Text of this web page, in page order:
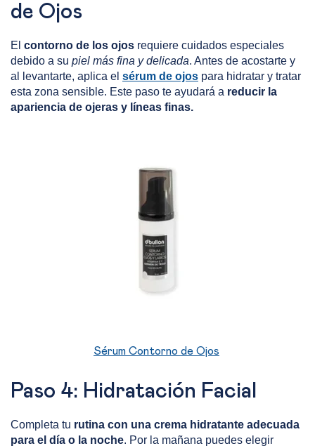
de Ojos
El contorno de los ojos requiere cuidados especiales
debido a su piel más fina y delicada. Antes de acostarte y
al levantarte, aplica el sérum de ojos para hidratar y tratar
esta zona sensible. Este paso te ayudará a reducir la
apariencia de ojeras y líneas finas.
Sérum Contorno de Ojos
Paso 4: Hidratación Facial
Completa tu rutina con una crema hidratante adecuada
para el día o la noche. Por la mañana puedes elegir